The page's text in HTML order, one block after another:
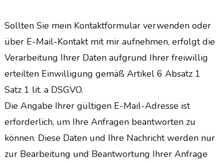
Sollten Sie mein Kontaktformular verwenden oder
über E-Mail-Kontakt mit mir aufnehmen, erfolgt die
Verarbeitung Ihrer Daten aufgrund Ihrer freiwillig
erteilten Einwilligung gemäß Artikel 6 Absatz 1
Satz 1 lit. a DSGVO.
Die Angabe Ihrer gültigen E-Mail-Adresse ist
erforderlich, um Ihre Anfragen beantworten zu
können. Diese Daten und Ihre Nachricht werden nur
zur Bearbeitung und Beantwortung Ihrer Anfrage